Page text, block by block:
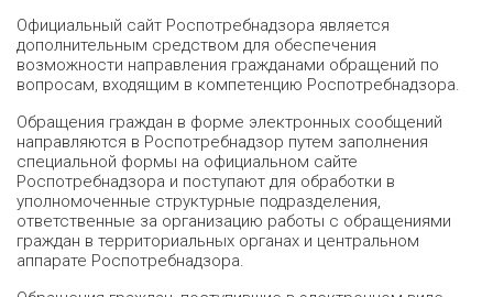
Официальный сайт Роспотребнадзора является
дополнительным средством для обеспечения
возможности направления гражданами обращений по
вопросам, входящим в компетенцию Роспотребнадзора.
Обращения граждан в форме электронных сообщений
направляются в Роспотребнадзор путем заполнения
специальной формы на официальном сайте
Роспотребнадзора и поступают для обработки в
уполномоченные структурные подразделения,
ответственные за организацию работы с обращениями
граждан в территориальных органах и центральном
аппарате Роспотребнадзора.